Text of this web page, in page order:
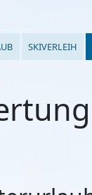
SKIVERLEIH